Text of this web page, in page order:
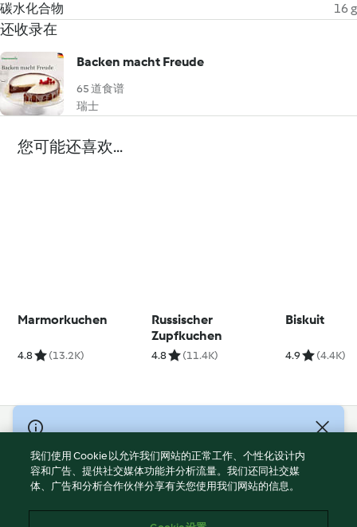
碳水化合物
16 g
还收录在
Backen macht Freude
65 道食谱
瑞士
您可能还喜欢...
Marmorkuchen
4.8 (13.2K)
Russischer
Zupfkuchen
4.8 (11.4K)
Biskuit
4.9 (4.4K)
© Copyright 2021-2023 福维克信息科技(上海)有限公司 版权所有
2026
使用规定
我们使用 Cookie 以允许我们网站的正常工作、个性化设计内
容和广告、提供社交媒体功能并分析流量。我们还同社交媒
体、广告和分析合作伙伴分享有关您使用我们网站的信息。